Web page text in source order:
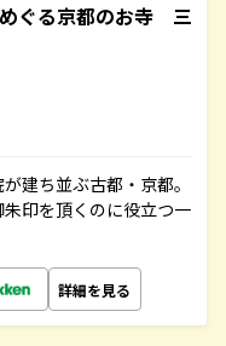
ぐる京都のお寺 三
建ち並ぶ古都・京都。
印を頂くのに役立つ一
詳細を見る